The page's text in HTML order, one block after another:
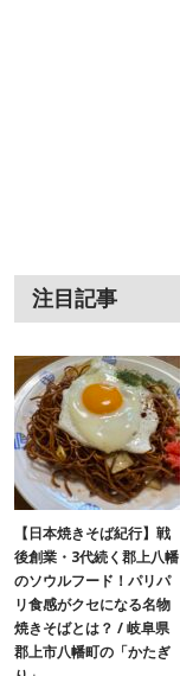
注目記事
【日本焼きそば紀行】戦
後創業・3代続く郡上八幡
のソウルフード！パリパ
リ食感がクセになる名物
焼きそばとは？ / 岐阜県
郡上市八幡町の「かたぎ